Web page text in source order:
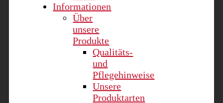
Informationen
Über
unsere
Produkte
Qualitäts-
und
Pflegehinweise
Unsere
Produktarten